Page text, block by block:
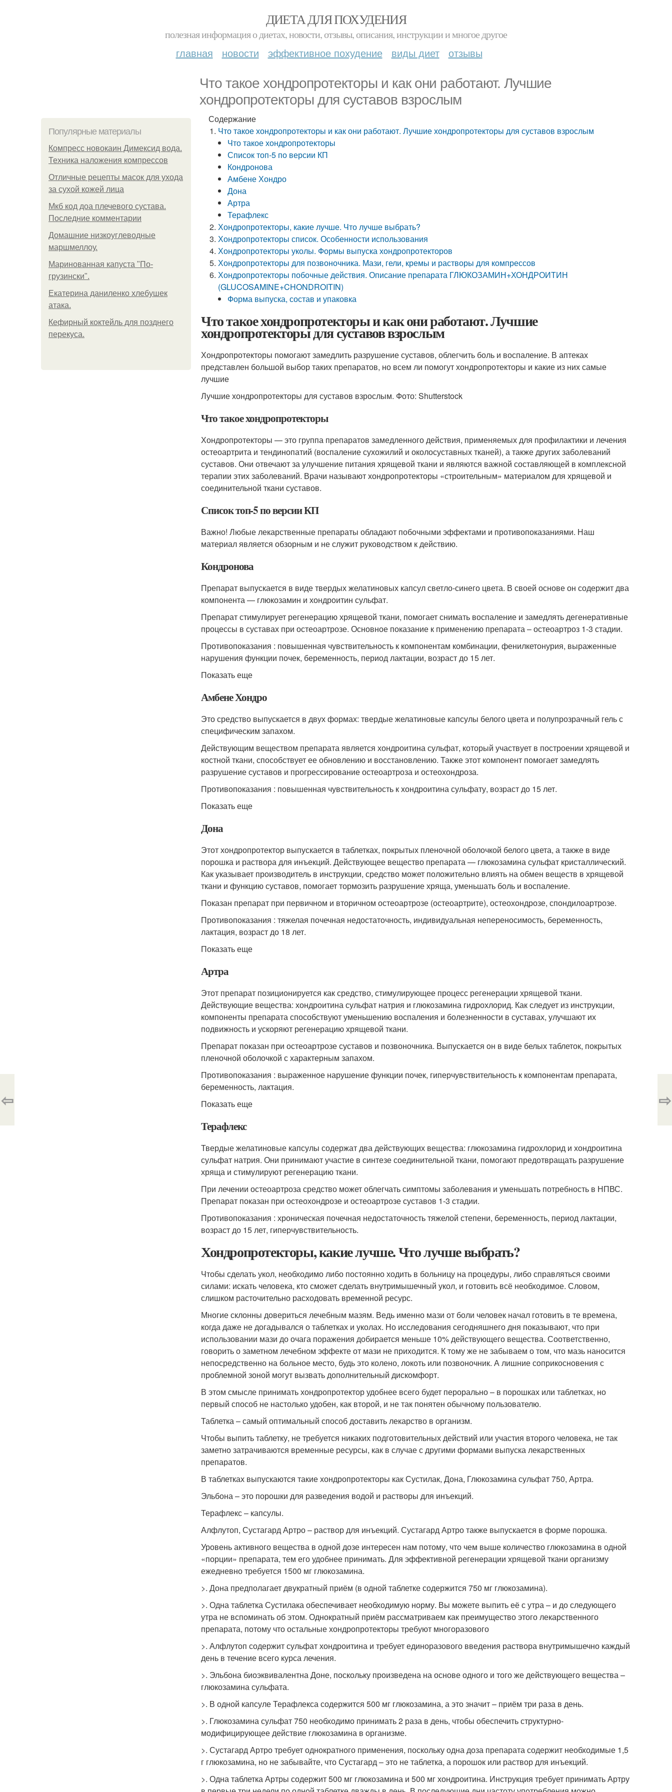
ДИЕТА ДЛЯ ПОХУДЕНИЯ
полезная информация о диетах, новости, отзывы, описания, инструкции и многое другое
главная новости эффективное похудение виды диет отзывы
Что такое хондропротекторы и как они работают. Лучшие
хондропротекторы для суставов взрослым
Популярные материалы
Компресс новокаин Димексид вода.
Техника наложения компрессов
Отличные рецепты масок для ухода
за сухой кожей лица
Мкб код доа плечевого сустава.
Последние комментарии
Домашние низкоуглеводные
маршмеллоу.
Маринованная капуста "По-
грузински".
Екатерина даниленко хлебушек
атака.
Кефирный коктейль для позднего
перекуса.
Содержание
Что такое хондропротекторы и как они работают. Лучшие хондропротекторы для суставов взрослым
Что такое хондропротекторы
Список топ-5 по версии КП
Кондронова
Амбене Хондро
Дона
Артра
Терафлекс
Хондропротекторы, какие лучше. Что лучше выбрать?
Хондропротекторы список. Особенности использования
Хондропротекторы уколы. Формы выпуска хондропротекторов
Хондропротекторы для позвоночника. Мази, гели, кремы и растворы для компрессов
Хондропротекторы побочные действия. Описание препарата ГЛЮКОЗАМИН+ХОНДРОИТИН
(GLUCOSAMINE+CHONDROITIN)
Форма выпуска, состав и упаковка
Что такое хондропротекторы и как они работают. Лучшие
хондропротекторы для суставов взрослым
Хондропротекторы помогают замедлить разрушение суставов, облегчить боль и воспаление. В аптеках
представлен большой выбор таких препаратов, но всем ли помогут хондропротекторы и какие из них самые
лучшие
Лучшие хондропротекторы для суставов взрослым. Фото: Shutterstock
Что такое хондропротекторы
Хондропротекторы — это группа препаратов замедленного действия, применяемых для профилактики и лечения
остеоартрита и тендинопатий (воспаление сухожилий и околосуставных тканей), а также других заболеваний
суставов. Они отвечают за улучшение питания хрящевой ткани и являются важной составляющей в комплексной
терапии этих заболеваний. Врачи называют хондропротекторы «строительным» материалом для хрящевой и
соединительной ткани суставов.
Список топ-5 по версии КП
Важно! Любые лекарственные препараты обладают побочными эффектами и противопоказаниями. Наш
материал является обзорным и не служит руководством к действию.
Кондронова
Препарат выпускается в виде твердых желатиновых капсул светло-синего цвета. В своей основе он содержит два
компонента — глюкозамин и хондроитин сульфат.
Препарат стимулирует регенерацию хрящевой ткани, помогает снимать воспаление и замедлять дегенеративные
процессы в суставах при остеоартрозе. Основное показание к применению препарата – остеоартроз 1-3 стадии.
Противопоказания : повышенная чувствительность к компонентам комбинации, фенилкетонурия, выраженные
нарушения функции почек, беременность, период лактации, возраст до 15 лет.
Показать еще
Амбене Хондро
Это средство выпускается в двух формах: твердые желатиновые капсулы белого цвета и полупрозрачный гель с
специфическим запахом.
Действующим веществом препарата является хондроитина сульфат, который участвует в построении хрящевой и
костной ткани, способствует ее обновлению и восстановлению. Также этот компонент помогает замедлять
разрушение суставов и прогрессирование остеоартроза и остеохондроза.
Противопоказания : повышенная чувствительность к хондроитина сульфату, возраст до 15 лет.
Показать еще
Дона
Этот хондропротектор выпускается в таблетках, покрытых пленочной оболочкой белого цвета, а также в виде
порошка и раствора для инъекций. Действующее вещество препарата — глюкозамина сульфат кристаллический.
Как указывает производитель в инструкции, средство может положительно влиять на обмен веществ в хрящевой
ткани и функцию суставов, помогает тормозить разрушение хряща, уменьшать боль и воспаление.
Показан препарат при первичном и вторичном остеоартрозе (остеоартрите), остеохондрозе, спондилоартрозе.
Противопоказания : тяжелая почечная недостаточность, индивидуальная непереносимость, беременность,
лактация, возраст до 18 лет.
Показать еще
Артра
Этот препарат позиционируется как средство, стимулирующее процесс регенерации хрящевой ткани.
Действующие вещества: хондроитина сульфат натрия и глюкозамина гидрохлорид. Как следует из инструкции,
компоненты препарата способствуют уменьшению воспаления и болезненности в суставах, улучшают их
подвижность и ускоряют регенерацию хрящевой ткани.
Препарат показан при остеоартрозе суставов и позвоночника. Выпускается он в виде белых таблеток, покрытых
пленочной оболочкой с характерным запахом.
Противопоказания : выраженное нарушение функции почек, гиперчувствительность к компонентам препарата,
беременность, лактация.
Показать еще
Терафлекс
Твердые желатиновые капсулы содержат два действующих вещества: глюкозамина гидрохлорид и хондроитина
сульфат натрия. Они принимают участие в синтезе соединительной ткани, помогают предотвращать разрушение
хряща и стимулируют регенерацию ткани.
При лечении остеоартроза средство может облегчать симптомы заболевания и уменьшать потребность в НПВС.
Препарат показан при остеохондрозе и остеоартрозе суставов 1-3 стадии.
Противопоказания : хроническая почечная недостаточность тяжелой степени, беременность, период лактации,
возраст до 15 лет, гиперчувствительность.
Хондропротекторы, какие лучше. Что лучше выбрать?
Чтобы сделать укол, необходимо либо постоянно ходить в больницу на процедуры, либо справляться своими
силами: искать человека, кто сможет сделать внутримышечный укол, и готовить всё необходимое. Словом,
слишком расточительно расходовать временной ресурс.
Многие склонны довериться лечебным мазям. Ведь именно мази от боли человек начал готовить в те времена,
когда даже не догадывался о таблетках и уколах. Но исследования сегодняшнего дня показывают, что при
использовании мази до очага поражения добирается меньше 10% действующего вещества. Соответственно,
говорить о заметном лечебном эффекте от мази не приходится. К тому же не забываем о том, что мазь наносится
непосредственно на больное место, будь это колено, локоть или позвоночник. А лишние соприкосновения с
проблемной зоной могут вызвать дополнительный дискомфорт.
В этом смысле принимать хондропротектор удобнее всего будет перорально – в порошках или таблетках, но
первый способ не настолько удобен, как второй, и не так понятен обычному пользователю.
Таблетка – самый оптимальный способ доставить лекарство в организм.
Чтобы выпить таблетку, не требуется никаких подготовительных действий или участия второго человека, не так
заметно затрачиваются временные ресурсы, как в случае с другими формами выпуска лекарственных
препаратов.
В таблетках выпускаются такие хондропротекторы как Сустилак, Дона, Глюкозамина сульфат 750, Артра.
Эльбона – это порошки для разведения водой и растворы для инъекций.
Терафлекс – капсулы.
Алфлутоп, Сустагард Артро – раствор для инъекций. Сустагард Артро также выпускается в форме порошка.
Уровень активного вещества в одной дозе интересен нам потому, что чем выше количество глюкозамина в одной
«порции» препарата, тем его удобнее принимать. Для эффективной регенерации хрящевой ткани организму
ежедневно требуется 1500 мг глюкозамина.
>. Дона предполагает двукратный приём (в одной таблетке содержится 750 мг глюкозамина).
>. Одна таблетка Сустилака обеспечивает необходимую норму. Вы можете выпить её с утра – и до следующего
утра не вспоминать об этом. Однократный приём рассматриваем как преимущество этого лекарственного
препарата, потому что остальные хондропротекторы требуют многоразового
>. Алфлутоп содержит сульфат хондроитина и требует единоразового введения раствора внутримышечно каждый
день в течение всего курса лечения.
>. Эльбона биоэквивалентна Доне, поскольку произведена на основе одного и того же действующего вещества –
глюкозамина сульфата.
>. В одной капсуле Терафлекса содержится 500 мг глюкозамина, а это значит – приём три раза в день.
>. Глюкозамина сульфат 750 необходимо принимать 2 раза в день, чтобы обеспечить структурно-
модифицирующее действие глюкозамина в организме.
>. Сустагард Артро требует однократного применения, поскольку одна доза препарата содержит необходимые 1,5
г глюкозамина, но не забывайте, что Сустагард – это не таблетка, а порошок или раствор для инъекций.
>. Одна таблетка Артры содержит 500 мг глюкозамина и 500 мг хондроитина. Инструкция требует принимать Артру
⇦ ⇨